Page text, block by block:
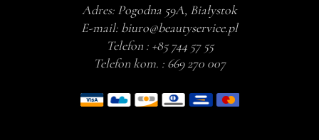
Adres: Pogodna 59A, Białystok
E-mail: biuro@beautyservice.pl
Telefon : +85 744 57 55
Telefon kom. : 669 270 007